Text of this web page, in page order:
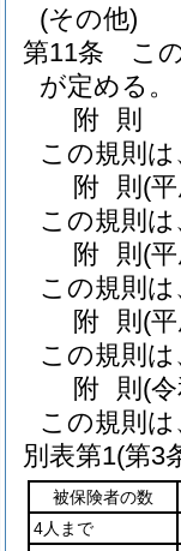
(その他)
第11条
こ
が定める。
附 則
この規則
附 則 (
この規則
附 則 (
この規則
附 則 (
この規則
附 則 (
この規則
別表第1(第3
被保険者の数
4人まで